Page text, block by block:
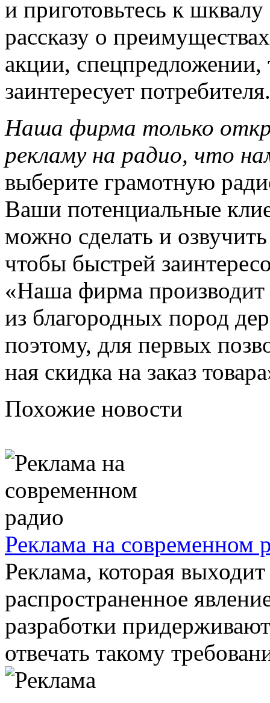
и приготовьтесь к
рассказу о
акции,
заинтересует потребителя.
Наша фирма только
рекламу на радио, что
выберите грамотную
Ваши потенциальные
можно сделать и
чтобы быстрей
«Наша фирма производит
из благородных пород
поэтому, для первых
ная скидка на заказ
Похожие новости
Реклама на современном
Реклама, которая
распространенное
разработки
отвечать такому